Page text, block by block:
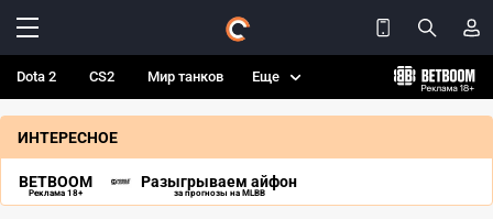
Dota 2 CS2 Мир танков Еще
ИНТЕРЕСНОЕ
BETBOOM
Реклама 18+
Разыгрываем айфон
за прогнозы на MLBB